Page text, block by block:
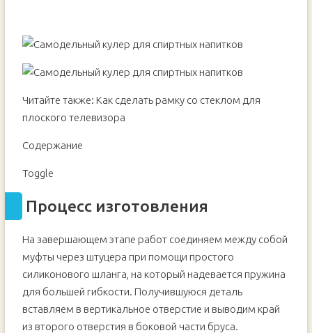
Читайте также: Как сделать рамку со стеклом для
плоского телевизора
Содержание
Toggle
Процесс изготовления
На завершающем этапе работ соединяем между собой
муфты через штуцера при помощи простого
силиконового шланга, на который надевается пружина
для большей гибкости. Получившуюся деталь
вставляем в вертикальное отверстие и выводим край
из второго отверстия в боковой части бруса.